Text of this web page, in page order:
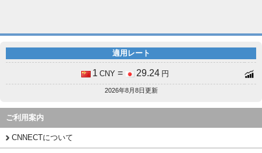
適用レート
1 CNY = 29.24 円
2026年8月8日更新
ご利用案内
CNNECTについて